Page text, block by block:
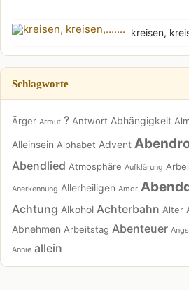
kreisen,
Schlagworte
Ärger Armut ? Antwort Abhängigkeit
Alleinsein Alphabet Advent
Abendlied Atmosphäre Aufklärung
Anerkennung Allerheiligen Amor
Achtung Alkohol Achterbahn Alter
Abnehmen Arbeitstag Abenteuer
Annie allein